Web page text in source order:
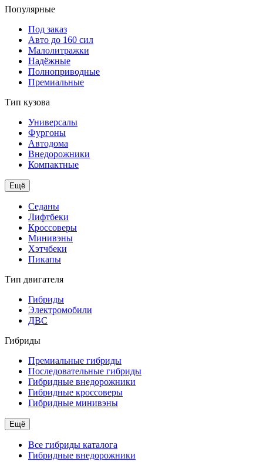
Популярные
Под заказ
Авто до 160 сил
Малолитражки
Надёжные
Полноприводные
Премиальные
Тип кузова
Универсалы
Фургоны
Автодома
Внедорожники
Компактные
Ещё
Седаны
Лифтбеки
Кроссоверы
Минивэны
Хэтчбеки
Пикапы
Тип двигателя
Гибриды
Электромобили
ДВС
Гибриды
Премиальные гибриды
Последовательные гибриды
Гибридные внедорожники
Гибридные кроссоверы
Гибридные минивэны
Ещё
Все гибриды каталога
Гибридные внедорожники